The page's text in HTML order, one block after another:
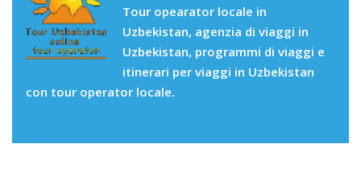
Tour opearator locale in
Uzbekistan, agenzia di viaggi in
Uzbekistan, programmi di viaggi e
itinerari per viaggi in Uzbekistan
con tour operator locale.